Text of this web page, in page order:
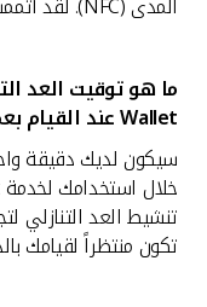
ما هو توقيت العد
Wallet عند القيام بعملية الدفع للمشتريات؟
سيكون لديك دقيقة
تنشيط العد التنازلي
تكون منتظراً لقيامك